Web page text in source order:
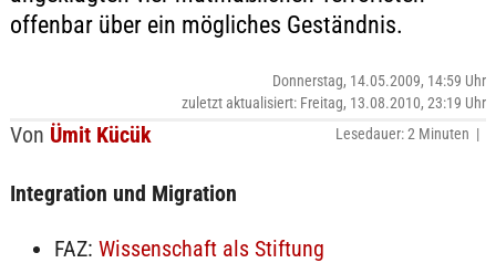
offenbar über ein mögliches Geständnis.
Von Ümit Kücük
Donnerstag, 14.05.2009, 14:59 Uhr
zuletzt aktualisiert: Freitag, 13.08.2010, 23:19 Uhr
Lesedauer: 2 Minuten |
Integration und Migration
FAZ: Wissenschaft als Stiftung